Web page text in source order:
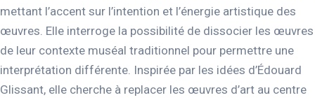
mettant l’accent sur l’intention et l’énergie artistique des
œuvres. Elle interroge la possibilité de dissocier les œuvres
de leur contexte muséal traditionnel pour permettre une
interprétation différente. Inspirée par les idées d’Édouard
Glissant, elle cherche à replacer les œuvres d’art au centre